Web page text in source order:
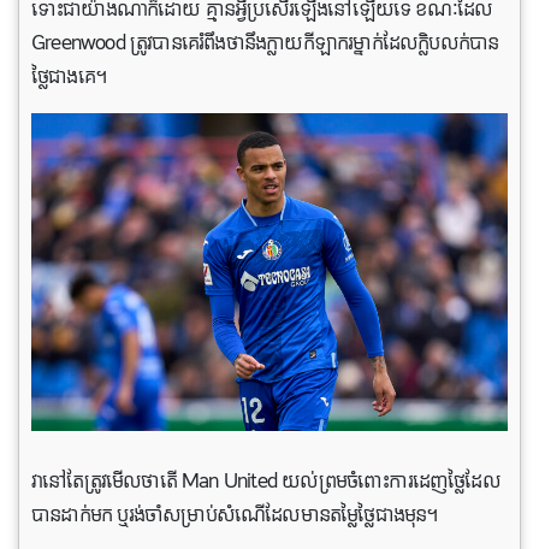
ទោះជាយ៉ាងណាក៏ដោយ គ្មានអ្វីប្រសើរឡើងនៅឡើយទេ ខណៈដែល
Greenwood ត្រូវបានគេរំពឹងថានឹងក្លាយកីឡាករម្នាក់ដែលក្លិបលក់​បាន​
ថ្លៃជាងគេ។
វានៅតែត្រូវមើលថាតើ Man United យល់ព្រមចំពោះការដេញថ្លៃដែល
បាន​ដាក់មក ឬរង់ចាំសម្រាប់សំណើដែលមាន​តម្លៃថ្លៃជាងមុន។